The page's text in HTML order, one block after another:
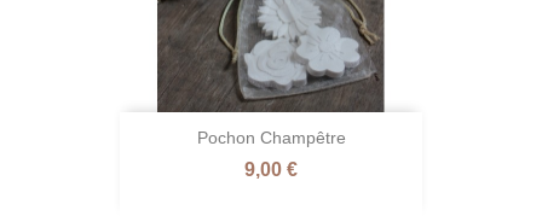
Pochon Champêtre
Prix
9,00 €